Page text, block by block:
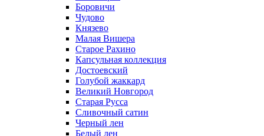
Боровичи
Чудово
Князево
Малая Вишера
Старое Рахино
Капсульная коллекция
Достоевский
Голубой жаккард
Великий Новгород
Старая Русса
Сливочный сатин
Черный лен
Белый лен